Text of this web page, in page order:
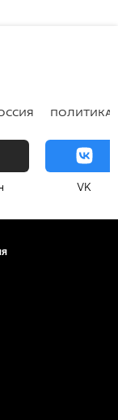
ПОЛИТИКА
VK